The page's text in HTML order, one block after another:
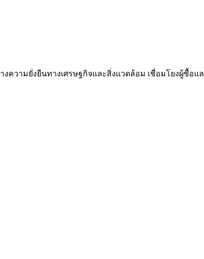
ความยั่งยืนทางเศรษฐกิจและสิ่งแวดล้อม เชื่อมโยงผู้ซื้